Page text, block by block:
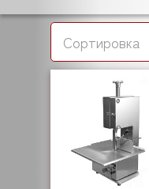
Сортировка